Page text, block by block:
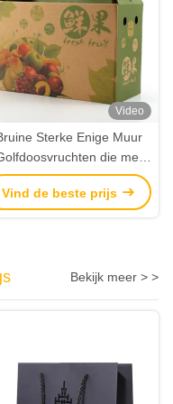
Video
Sterke Enige Muur
die met
verpakken
Vind de beste prijs
Bekijk meer > >